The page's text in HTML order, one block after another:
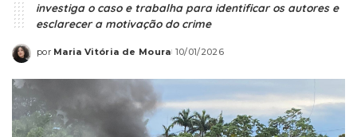
investiga o caso e trabalha para identificar os autores e
esclarecer a motivação do crime
por Maria Vitória de Moura 10/01/2026